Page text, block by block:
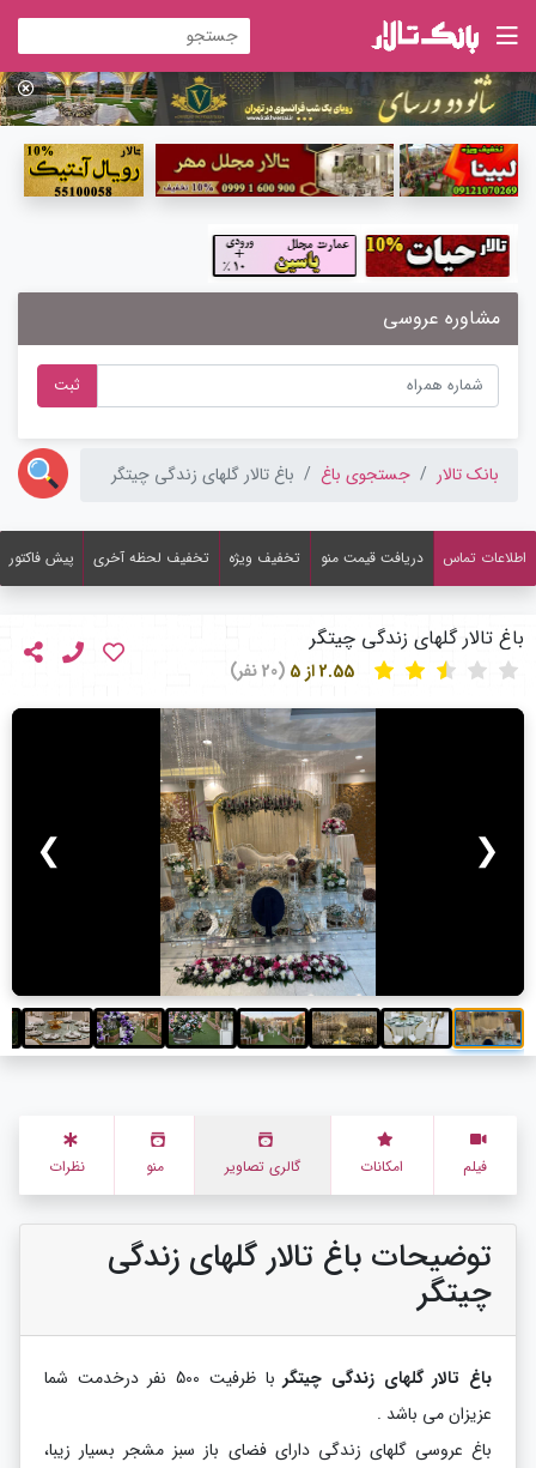
مشاوره عروسی
ثبت
بانک تالار جستجوی باغ باغ تالار گلهای زندگی چیتگر
اطلاعات تماس دریافت قیمت منو تخفیف ویژه تخفیف لحظه آخری پیش فاکتور
باغ تالار گلهای زندگی چیتگر
(20 نفر)
❮
❯
فیلم امکانات گالری تصاویر منو نظرات
توضیحات باغ تالار گلهای زندگی
چیتگر
باغ تالار گلهای زندگی چیتگر
با ظرفیت 500 نفر درخدمت شما
عزیزان می باشد .
باغ عروسی گلهای زندگی دارای فضای باز سبز مشجر بسیار زیبا،